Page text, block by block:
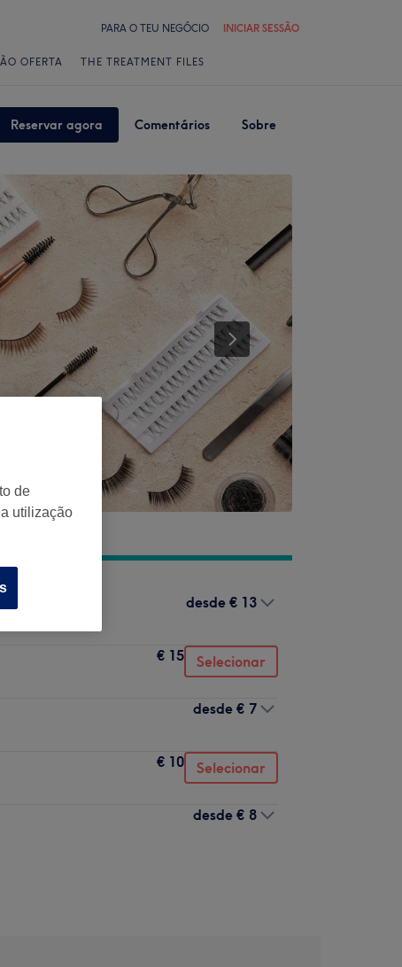
PARA O TEU NEGÓCIO INICIAR SESSÃO
OFERTA THE TREATMENT FILES
Reservar agora Comentários Sobre
desde € 13
€ 15 Selecionar
desde € 7
€ 10 Selecionar
desde € 8
de
utilização